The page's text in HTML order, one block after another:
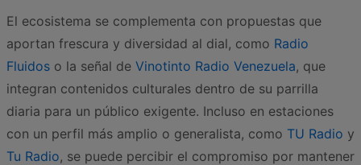
El ecosistema se complementa con propuestas que
aportan frescura y diversidad al dial, como Radio
Fluidos o la señal de Vinotinto Radio Venezuela, que
integran contenidos culturales dentro de su parrilla
diaria para un público exigente. Incluso en estaciones
con un perfil más amplio o generalista, como TU Radio y
Tu Radio, se puede percibir el compromiso por mantener